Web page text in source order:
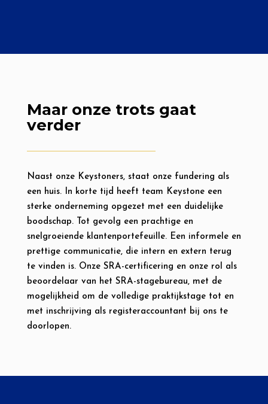
Maar onze trots gaat
verder
Naast onze Keystoners, staat onze fundering als
een huis. In korte tijd heeft team Keystone een
sterke onderneming opgezet met een duidelijke
boodschap. Tot gevolg een prachtige en
snelgroeiende klantenportefeuille. Een informele en
prettige communicatie, die intern en extern terug
te vinden is. Onze SRA-certificering en onze rol als
beoordelaar van het SRA-stagebureau, met de
mogelijkheid om de volledige praktijkstage tot en
met inschrijving als registeraccountant bij ons te
doorlopen.